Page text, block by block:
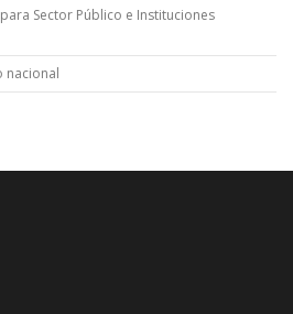
Sector Público e Instituciones
nacional